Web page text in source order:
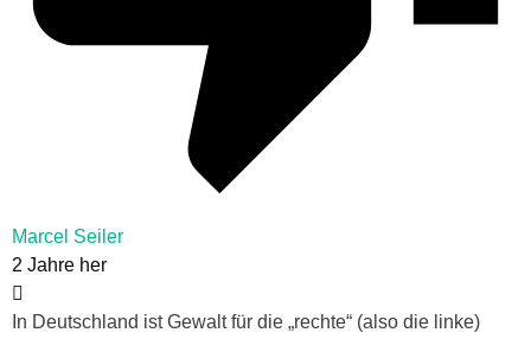
Marcel Seiler
2 Jahre her
In Deutschland ist Gewalt für die „rechte“ (also die linke)